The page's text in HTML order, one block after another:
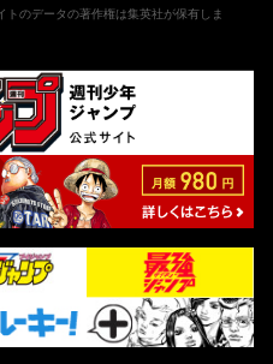
トのデータの著作権は集英社が保有しま